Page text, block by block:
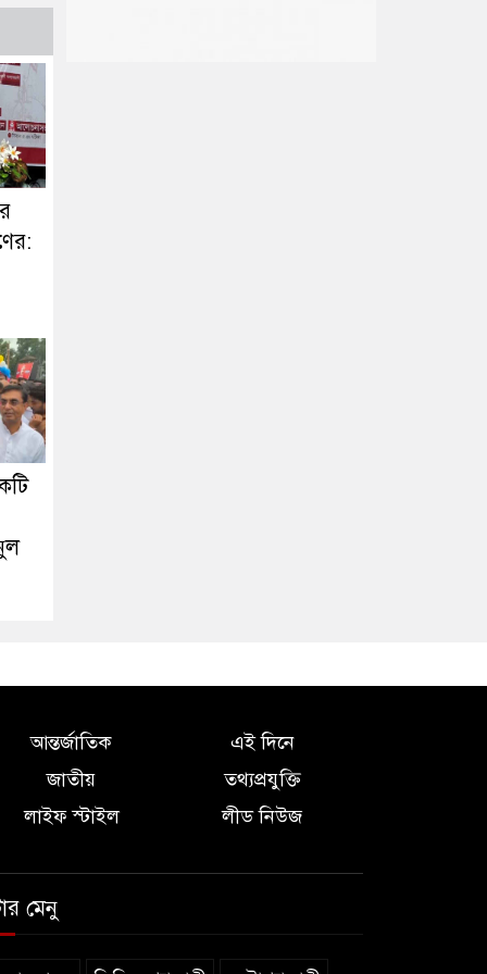
আন্তর্জাতিক
এই দিনে
জাতীয়
তথ্যপ্রযুক্তি
লাইফ স্টাইল
লীড নিউজ
মেনু